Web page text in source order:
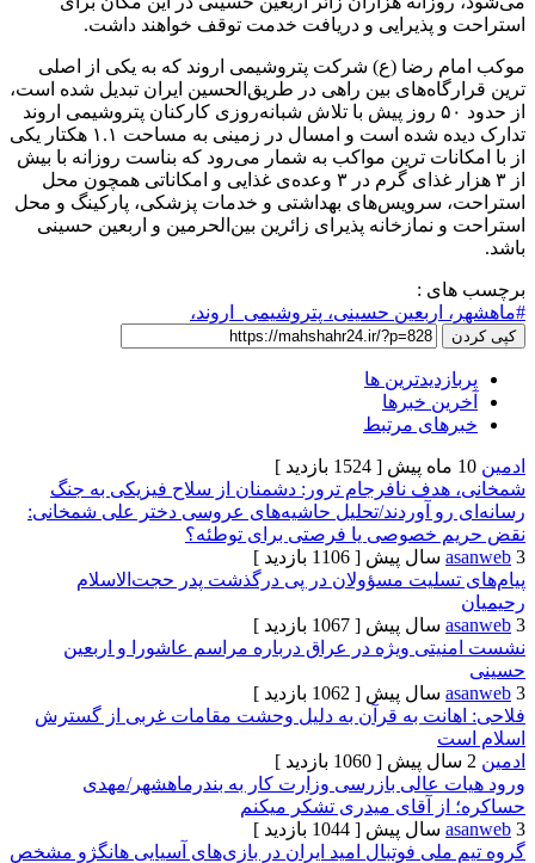
پذیرایی و دریافت خدمت توقف خواهند داشت.
رضا (ع) شرکت پتروشیمی اروند که به یکی از اصلی
بین راهی در طریق‌الحسین ایران تبدیل شده است،
از حدود ۵۰ روز پیش با تلاش شبانه‌روزی کارکنان پتروشیمی اروند
تدارک دیده شده است و امسال در زمینی به مساحت ۱.۱ هکتار یکی
ترین مواکب به شمار می‌رود که بناست روزانه با بیش
از ۳ هزار غذای گرم در ۳ وعده‌ی غذایی و امکاناتی همچون محل
سرویس‌های بهداشتی و خدمات پزشکی، پارکینگ و محل
نمازخانه پذیرای زائرین بین‌الحرمین و اربعین حسینی
:
حسینی، پتروشیمی_اروند،
ها
خبرها
مرتبط
[ 1524 بازدید ]
نافرجام ترور: دشمنان از سلاح فیزیکی به جنگ
آوردند/تحلیل حاشیه‌های عروسی دختر علی شمخانی:
خصوصی یا فرصتی برای توطئه؟
[ 1106 بازدید ]
مسؤولان در پی درگذشت پدر حجت‌الاسلام
[ 1067 بازدید ]
ویژه در عراق درباره مراسم عاشورا و اربعین
[ 1062 بازدید ]
به قرآن‌ به دلیل وحشت مقامات غربی از گسترش
[ 1060 بازدید ]
عالی بازرسی وزارت کار به بندرماهشهر/مهدی
آقای میدری تشکر میکنم
[ 1044 بازدید ]
فوتبال امید ایران در بازی‌های آسیایی هانگژو مشخص